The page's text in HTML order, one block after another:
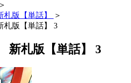
＞
版【単話】
＞
版【単話】 3
新札版【単話】 3